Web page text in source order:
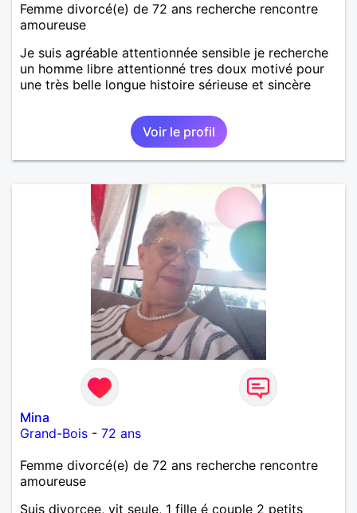
Femme divorcé(e) de 72 ans recherche rencontre
amoureuse
Je suis agréable attentionnée sensible je recherche
un homme libre attentionné tres doux motivé pour
une très belle longue histoire sérieuse et sincère
Voir le profil
Mina
Grand-Bois - 72 ans
Femme divorcé(e) de 72 ans recherche rencontre
amoureuse
Suis divorcee, vit seule, 1 fille é couple 2 petits